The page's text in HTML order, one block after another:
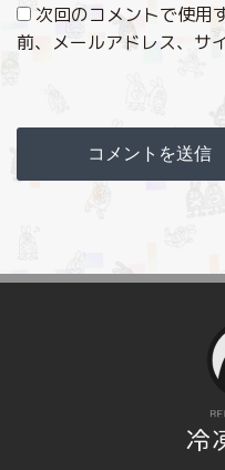
次回のコメントで使用
前、メールアドレス、サ